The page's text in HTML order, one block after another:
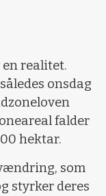
realitet.
onsdag
falder
hektar.
som
styrker deres